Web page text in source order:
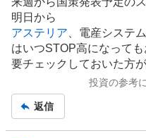
示
板
記
事
明日から
アステリア 、電産システ
はいつSTOP高になって
要チェックしておいた方
投資の参考
返信